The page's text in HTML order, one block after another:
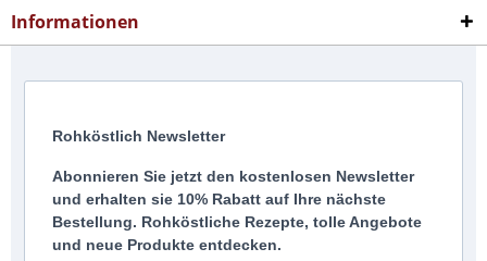
Informationen
Rohköstlich Newsletter
Abonnieren Sie jetzt den kostenlosen Newsletter
und erhalten sie 10% Rabatt auf Ihre nächste
Bestellung. Rohköstliche Rezepte, tolle Angebote
und neue Produkte entdecken.